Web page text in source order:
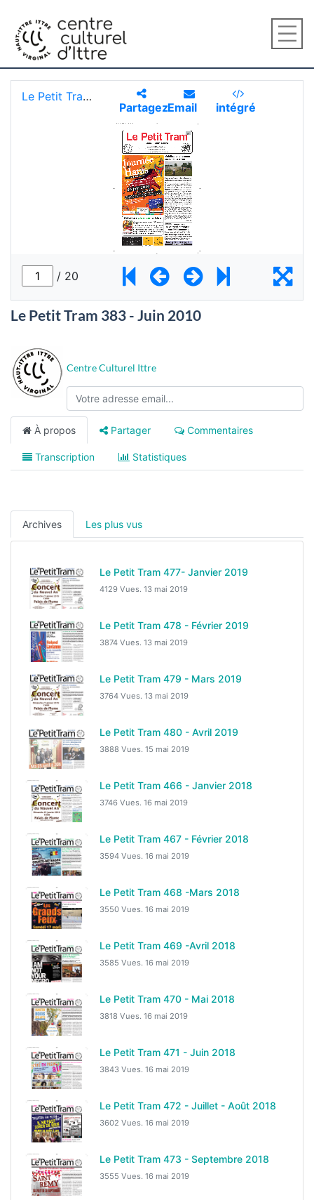
Le Petit Tram 383 - Juin 2010
Centre Culturel Ittre
À propos Partager Commentaires
Transcription Statistiques
Archives Les plus vus
Le Petit Tram 477- Janvier 2019
4129 Vues. 13 mai 2019
Le Petit Tram 478 - Février 2019
3874 Vues. 13 mai 2019
Le Petit Tram 479 - Mars 2019
3764 Vues. 13 mai 2019
Le Petit Tram 480 - Avril 2019
3888 Vues. 15 mai 2019
Le Petit Tram 466 - Janvier 2018
3746 Vues. 16 mai 2019
Le Petit Tram 467 - Février 2018
3594 Vues. 16 mai 2019
Le Petit Tram 468 -Mars 2018
3550 Vues. 16 mai 2019
Le Petit Tram 469 -Avril 2018
3585 Vues. 16 mai 2019
Le Petit Tram 470 - Mai 2018
3818 Vues. 16 mai 2019
Le Petit Tram 471 - Juin 2018
3843 Vues. 16 mai 2019
Le Petit Tram 472 - Juillet - Août 2018
3602 Vues. 16 mai 2019
Le Petit Tram 473 - Septembre 2018
3555 Vues. 16 mai 2019